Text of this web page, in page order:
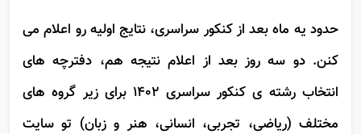
شه ولی انتخاب رشته فقط همون
یک بار در طول ساله!
حدود یه ماه بعد از کنکور سراسری، نتایج اولیه رو اعلام می
کنن. دو سه روز بعد از اعلام نتیجه هم، دفترچه های
انتخاب رشته ی کنکور سراسری 1402 برای زیر گروه های